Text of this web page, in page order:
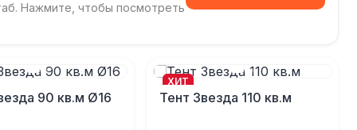
Нажмите, чтобы посмотреть
90 кв.м Ø16
ХИТ
Тент Звезда 110 кв.м